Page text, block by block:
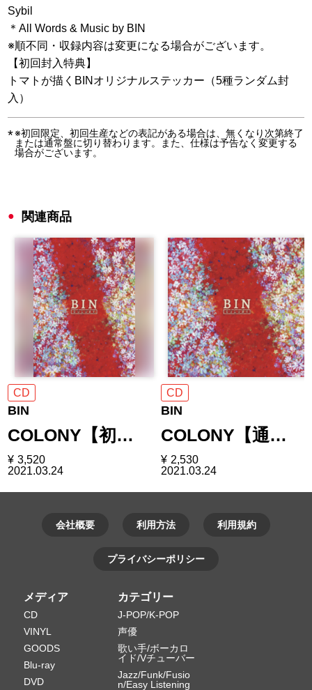
Sybil
＊All Words & Music by BIN
※順不同・収録内容は変更になる場合がございます。
【初回封入特典】
トマトが描くBINオリジナルステッカー（5種ランダム封
入）
※初回限定、初回生産などの表記がある場合は、無くなり次第終了
または通常盤に切り替わります。また、仕様は予告なく変更する
場合がございます。
関連商品
CD
BIN
COLONY【初…
¥ 3,520
2021.03.24
CD
BIN
COLONY【通…
¥ 2,530
2021.03.24
会社概要 利用方法 利用規約
プライバシーポリシー
メディア
CD
VINYL
GOODS
Blu-ray
DVD
カテゴリー
J-POP/K-POP
声優
歌い手/ボーカロ
イド/Vチューバー
Jazz/Funk/Fusio
n/Easy Listening